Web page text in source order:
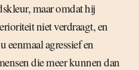
maar omdat hij
niet verdraagt, en
eenmaal agressief en
die meer kunnen dan